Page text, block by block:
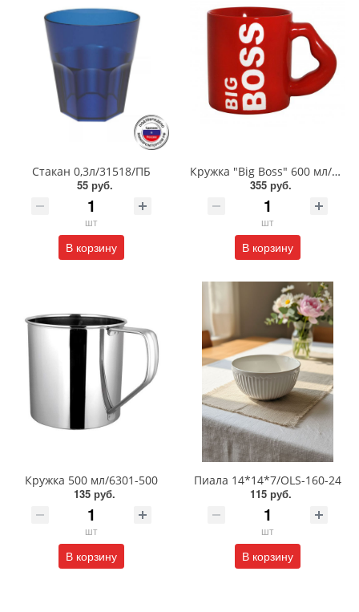
Стакан 0,3л/31518/ПБ
55 руб.
шт
В корзину
Кружка "Big Boss" 600 мл/MFK07897
355 руб.
шт
В корзину
Кружка 500 мл/6301-500
135 руб.
шт
В корзину
Пиала 14*14*7/OLS-160-24
115 руб.
шт
В корзину